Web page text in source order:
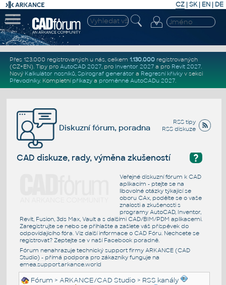
CZ | SK| EN | DE
Přes 123.000 registrovaných u nás, celkem 1.130.000registrovaných
(CZ+EN). Tipy pro AutoCAD 2027, pro Inventor 2027a pro Revit 2027.
Nový Kalkulátor nosníků, Spirograf generátor a Regresní křivkyv sekci
Převodníky. Kompletní příkazya proměnné AutoCADu 2027.
RSS tipy
RSS diskuze
Diskuzní fórum, poradna
?
CAD diskuze, rady, výměna zkušeností
Veřejné diskuzní fórum k CAD
aplikacím - ptejte se na
libovolné otázky týkající se
oboru CAx, podělte se o vaše
znalosti a zkušenosti s
programy AutoCAD, Inventor,
Revit, Fusion, 3ds Max, Vault a s dalšími CAD/BIM/PDM aplikacemi.
Zaregistrujte se nebo se přihlašte a zašlete váš příspěvek do
odpovídajícího fóra. Viz další informace o CAD Fóru. Nechcete se
registrovat? Zeptejte se v naší Facebook poradně.
Fórum nenahrazuje technický support firmy ARKANCE (CAD
Studio) - přímá podpora pro zákazníky funguje na
emea.support.arkance.world
Fórum >ARKANCE/CAD Studio > RSS kanály